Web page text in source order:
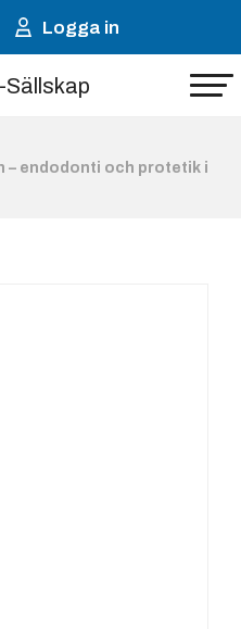
Logga in
– endodonti och protetik i